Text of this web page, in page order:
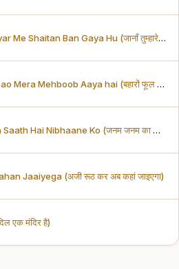
Jaana Tumhare Pyar Me Shaitan Ban Gaya Hu (जानाँ तुम्हारे प्यार में शैतान बन गया हूँ)
Baharo Phool Barsao Mera Mehboob Aaya hai (बहारों फूल बरसाओ, मेरा महबूब आया है)
Janam Janam Kaa Saath Hai Nibhaane Ko (जनम जनम का साथ हैं निभाने को)
Jaaiyega (अजी रूठ कर अब कहां जाइएगा)
एक मंदिर है)